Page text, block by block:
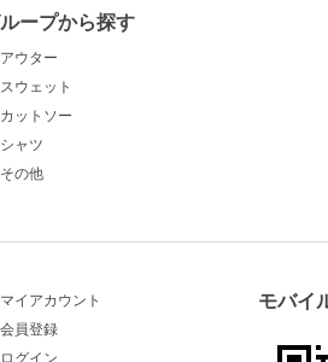
ープから探す
アウター
スウェット
カットソー
シャツ
その他
マイアカウント
会員登録
ログイン
モバイ